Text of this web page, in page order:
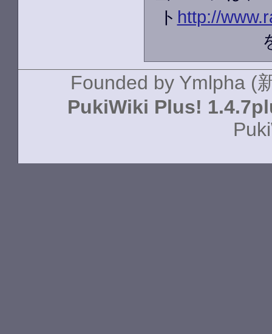
ト http://
Founded by Ymlpha (
PukiWiki Plus!